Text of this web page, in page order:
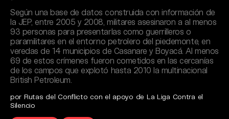
Según una base de datos construida con información de
la JEP, entre 2005 y 2008, militares asesinaron a al menos
93 personas para presentarlas como guerrilleros o
paramilitares en el entorno petrolero del piedemonte, en
veredas de 14 municipios de Casanare y Boyacá. Al menos
69 de estos crímenes fueron cometidos en las cercanías
de los campos que explotó hasta 2010 la multinacional
British Petroleum.
por Rutas del Conflicto con el apoyo de La Liga Contra el
Silencio